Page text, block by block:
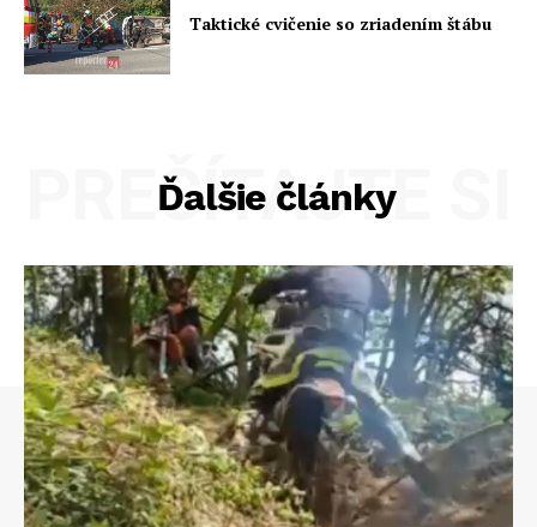
Taktické cvičenie so zriadením štábu
Ďalšie články
PREČÍTAJTE SI